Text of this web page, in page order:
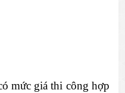
mức giá thi công hợp